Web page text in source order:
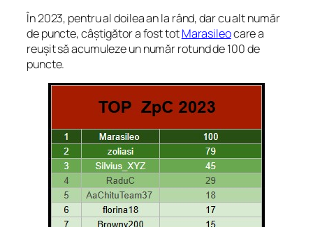
În 2023, pentru al doilea an la rând, dar cu alt număr
de puncte, câștigător a fost totMarasileocare a
reușit să acumuleze un număr rotund de 100 de
puncte.